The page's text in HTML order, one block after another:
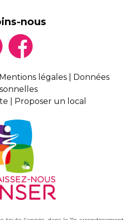
nous
Mentions légales
Données
Proposer un local